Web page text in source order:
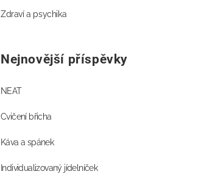
Zdraví a psychika
Nejnovější příspěvky
NEAT
Cvičení břicha
Káva a spánek
Individualizovaný jídelníček